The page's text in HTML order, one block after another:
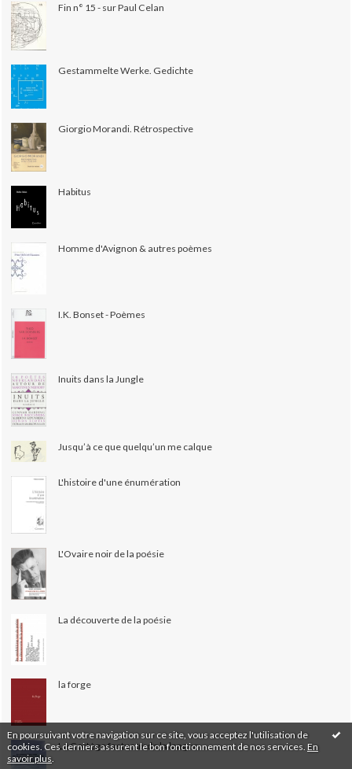
En poursuivant votre navigation sur ce site, vous acceptez l'utilisation de
cookies. Ces derniers assurent le bon fonctionnement de nos services. En
savoir plus
Fin n° 15 - sur Paul Celan
Gestammelte Werke. Gedichte
Giorgio Morandi. Rétrospective
Habitus
Homme d'Avignon & autres poèmes
I.K. Bonset - Poèmes
Inuits dans la Jungle
Jusqu’à ce que quelqu’un me calque
L'histoire d'une énumération
L'Ovaire noir de la poésie
La découverte de la poésie
la forge
Le Cortège fastueux de la langue